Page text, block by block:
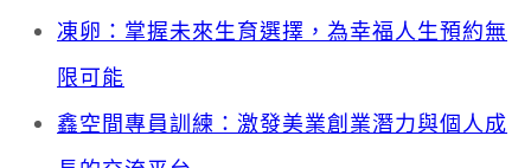
凍卵：掌握未來生育選擇，為幸福人生預約無
限可能
鑫空間專員訓練：激發美業創業潛力與個人成